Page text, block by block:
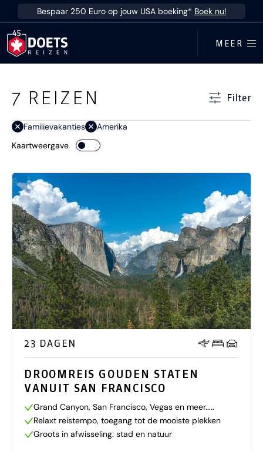
Ga direct naar inhoud
Bespaar 250 Euro op jouw USA boeking* Boek nu!
MEER
Ga direct naar resultaten
7 REIZEN Filter
Familievakanties
Amerika
Kaartweergave
23 DAGEN
DROOMREIS GOUDEN STATEN
VANUIT SAN FRANCISCO
Grand Canyon, San Francisco, Vegas en meer.....
Relaxt reistempo, toegang tot de mooiste plekken
Groots in afwisseling: stad en natuur